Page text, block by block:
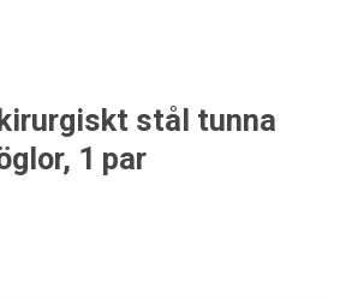
stål tunna
1 par